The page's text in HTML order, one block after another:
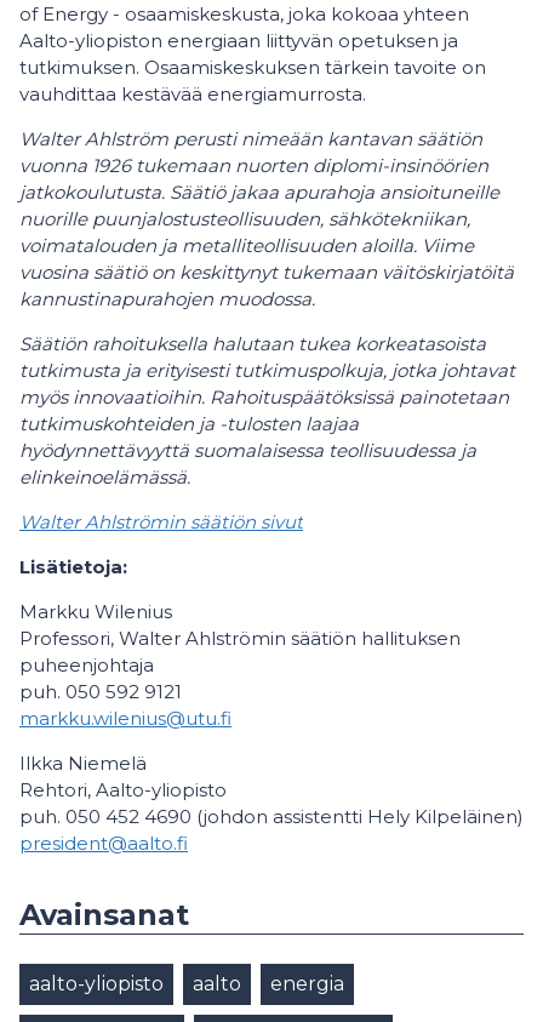
of Energy - osaamiskeskusta, joka kokoaa yhteen
Aalto-yliopiston energiaan liittyvän opetuksen ja
tutkimuksen. Osaamiskeskuksen tärkein tavoite on
vauhdittaa kestävää energiamurrosta.
Walter Ahlström perusti nimeään kantavan säätiön
vuonna 1926 tukemaan nuorten diplomi-insinöörien
jatkokoulutusta. Säätiö jakaa apurahoja ansioituneille
nuorille puunjalostusteollisuuden, sähkötekniikan,
voimatalouden ja metalliteollisuuden aloilla. Viime
vuosina säätiö on keskittynyt tukemaan väitöskirjatöitä
kannustinapurahojen muodossa.
Säätiön rahoituksella halutaan tukea korkeatasoista
tutkimusta ja erityisesti tutkimuspolkuja, jotka johtavat
myös innovaatioihin. Rahoituspäätöksissä painotetaan
tutkimuskohteiden ja -tulosten laajaa
hyödynnettävyyttä suomalaisessa teollisuudessa ja
elinkeinoelämässä.
Walter Ahlströmin säätiön sivut
Lisätietoja:
Markku Wilenius
Professori, Walter Ahlströmin säätiön hallituksen
puheenjohtaja
puh. 050 592 9121
markku.wilenius@utu.fi
Ilkka Niemelä
Rehtori, Aalto-yliopisto
puh. 050 452 4690 (johdon assistentti Hely Kilpeläinen)
president@aalto.fi
Avainsanat
aalto-yliopisto aalto energia